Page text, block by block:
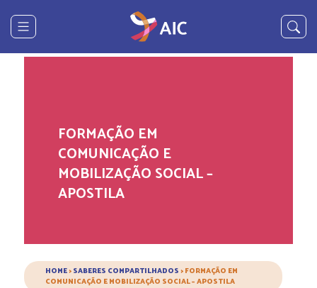
FORMAÇÃO EM
COMUNICAÇÃO E
MOBILIZAÇÃO SOCIAL –
APOSTILA
HOME>SABERES COMPARTILHADOS>FORMAÇÃO EM
COMUNICAÇÃO E MOBILIZAÇÃO SOCIAL – APOSTILA